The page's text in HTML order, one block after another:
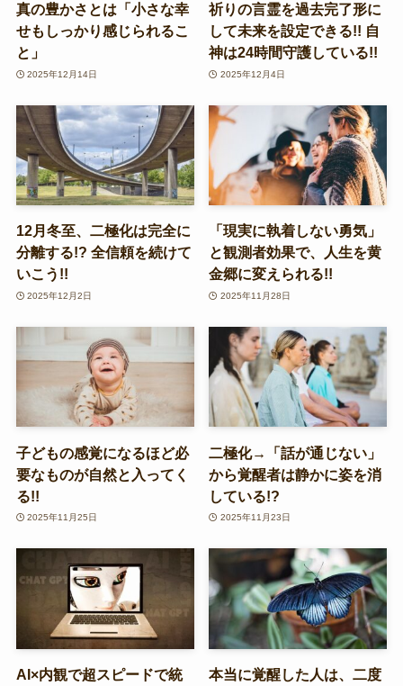
真の豊かさとは「小さな幸
せもしっかり感じられるこ
と」
2025年12月14日
祈りの言霊を過去完了形に
して未来を設定できる!! 自
神は24時間守護している!!
2025年12月4日
12月冬至、二極化は完全に
分離する!? 全信頼を続けて
いこう!!
2025年12月2日
「現実に執着しない勇気」
と観測者効果で、人生を黄
金郷に変えられる!!
2025年11月28日
子どもの感覚になるほど必
要なものが自然と入ってく
る!!
2025年11月25日
二極化→「話が通じない」
から覚醒者は静かに姿を消
している!?
2025年11月23日
AI×内観で超スピードで統
本当に覚醒した人は、二度